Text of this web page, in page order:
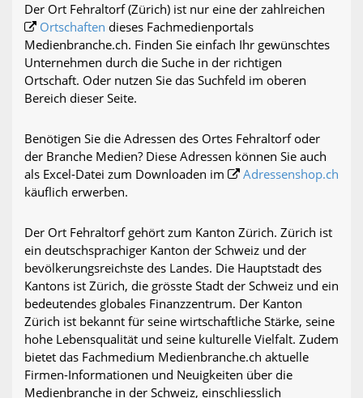
Der Ort Fehraltorf (Zürich) ist nur eine der zahlreichen
Ortschaften dieses Fachmedienportals
Medienbranche.ch. Finden Sie einfach Ihr gewünschtes
Unternehmen durch die Suche in der richtigen
Ortschaft. Oder nutzen Sie das Suchfeld im oberen
Bereich dieser Seite.
Benötigen Sie die Adressen des Ortes Fehraltorf oder
der Branche Medien? Diese Adressen können Sie auch
als Excel-Datei zum Downloaden im
Adressenshop.ch
käuflich erwerben.
Der Ort Fehraltorf gehört zum Kanton Zürich. Zürich ist
ein deutschsprachiger Kanton der Schweiz und der
bevölkerungsreichste des Landes. Die Hauptstadt des
Kantons ist Zürich, die grösste Stadt der Schweiz und ein
bedeutendes globales Finanzzentrum. Der Kanton
Zürich ist bekannt für seine wirtschaftliche Stärke, seine
hohe Lebensqualität und seine kulturelle Vielfalt. Zudem
bietet das Fachmedium Medienbranche.ch aktuelle
Firmen-Informationen und Neuigkeiten über die
Medienbranche in der Schweiz, einschliesslich